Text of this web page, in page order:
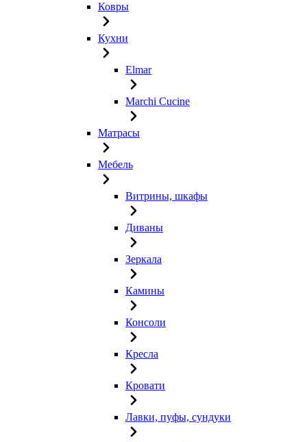
Ковры
Кухни
Elmar
Marchi Cucine
Матрасы
Мебель
Витрины, шкафы
Диваны
Зеркала
Камины
Консоли
Кресла
Кровати
Лавки, пуфы, сундуки